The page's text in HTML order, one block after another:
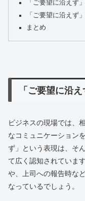
「ご要望に沿えず
「ご要望に沿えず
まとめ
「ご要望に沿
ビジネスの現場では、
なコミュニケーション
ず」という表現は、そ
て広く認知されていま
や、上司への報告時な
なっているでしょう。